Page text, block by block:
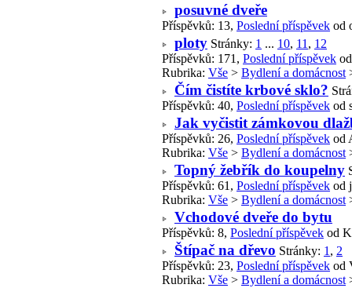
posuvné dveře
Příspěvků: 13, Poslední příspěvek od
ploty Stránky: 1 ... 10, 11 , 12
Příspěvků: 171, Poslední příspěvek
Rubrika: Vše > Bydlení a domácnost
Čím čistíte krbové sklo?
Příspěvků: 40, Poslední příspěvek od
Jak vyčistit zámkovou
Příspěvků: 26, Poslední příspěvek od
Rubrika: Vše > Bydlení a domácnost
Topný žebřík do koupelny
Příspěvků: 61, Poslední příspěvek od
Rubrika: Vše > Bydlení a domácnost
Vchodové dveře do bytu
Příspěvků: 8, Poslední příspěvek od
Štípač na dřevo Stránky: 1 , 2
Příspěvků: 23, Poslední příspěvek od
Rubrika: Vše > Bydlení a domácnost